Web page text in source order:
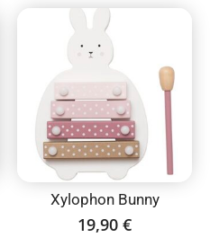
Xylophon Bunny
19,90 €